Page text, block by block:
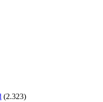
(2.323)